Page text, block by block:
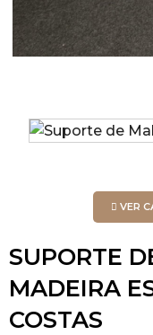
VER
SUPORTE
MADEIRA
COSTAS